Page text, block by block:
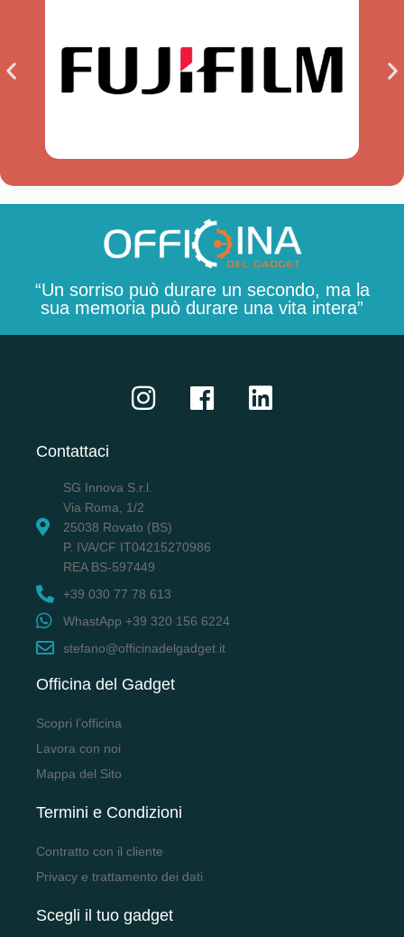
“Un sorriso può durare un secondo, ma la
sua memoria può durare una vita intera”
Contattaci
SG Innova S.r.l.
Via Roma, 1/2
25038 Rovato (BS)
P. IVA/CF IT04215270986
REA BS-597449
+39 030 77 78 613
WhastApp +39 320 156 6224
stefano@officinadelgadget.it
Officina del Gadget
Scopri l’officina
Lavora con noi
Mappa del Sito
Termini e Condizioni
Contratto con il cliente
Privacy e trattamento dei dati
Scegli il tuo gadget